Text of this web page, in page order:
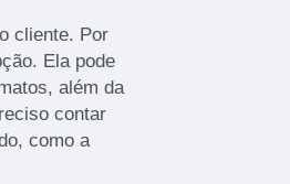
cliente. Por
Ela pode
além da
contar
como a